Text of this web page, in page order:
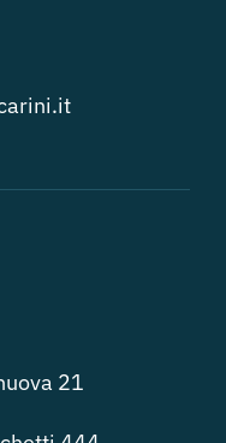
ni.it
21